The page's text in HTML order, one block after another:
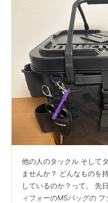
他の人のタックル そして
ませんか？ どんなものを
しているのか？って。 先
ィフォーのMSバッグの